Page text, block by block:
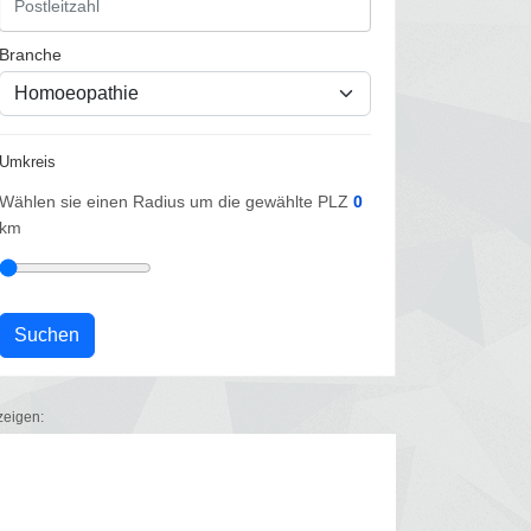
Branche
Umkreis
Wählen sie einen Radius um die gewählte PLZ 0
km